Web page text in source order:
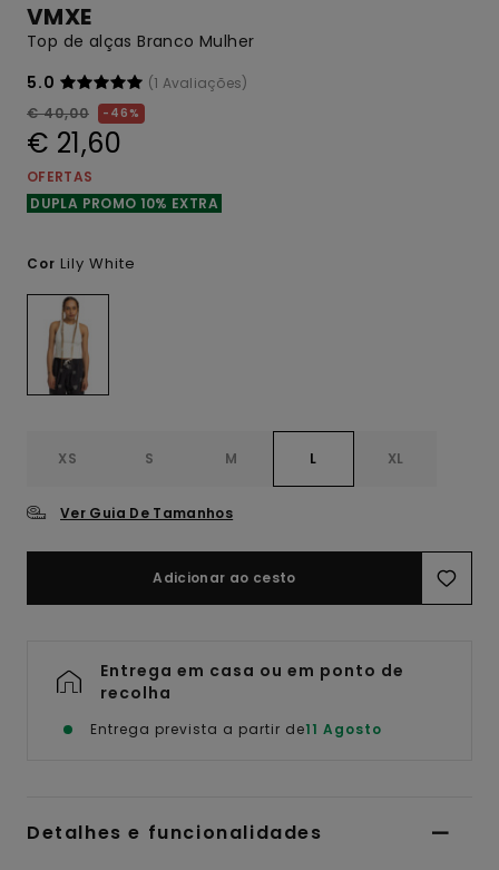
VMXE
Top de alças Branco Mulher
5.0
(1 Avaliações)
€ 40,00
46%
€ 21,60
OFERTAS
DUPLA PROMO 10% EXTRA
Cor Lily White
XS S M L XL
Ver Guia De Tamanhos
Adicionar ao cesto
Entrega em casa ou em ponto de
recolha
Entrega prevista a partir de11 Agosto
Detalhes e funcionalidades